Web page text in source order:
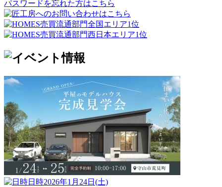
パスワードを忘れた方はこちら
日時2026年1月24日(土)